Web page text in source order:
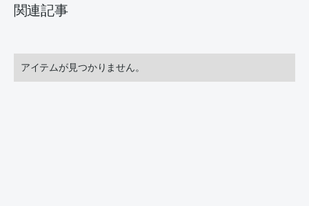
関連記事
アイテムが見つかりません。